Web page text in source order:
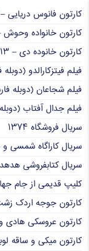
کارتون فانوس دریایی – ۲۳ قسمتی (دوبله
کارتون خانواده وحوش – ۲۲ قسمتی (دوبله
کارتون خانوده دی – ۱۳ قسمتی (دوبله فارسی)
فیلم فیتزکارالدو
فیلم شجاعان (دوبله
فیلم جدال آفتاب
سریال فروشگاه ۱۳۷۴
سریال کاراگاه شمسی و
سریال کتابفروشی هدهد ۱۳۸۵
کلیپ قدیمی از جام
کارتون جوجه اردک
کارتون عروسکی
کارتون میکی و ساقه